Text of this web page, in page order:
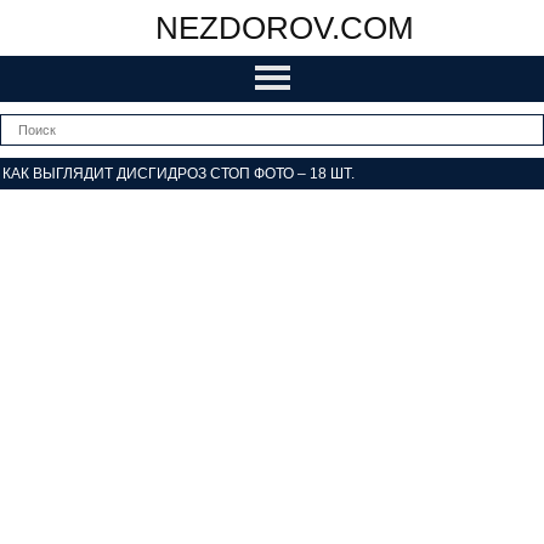
NEZDOROV.COM
КАК ВЫГЛЯДИТ ДИСГИДРОЗ СТОП ФОТО – 18 ШТ.